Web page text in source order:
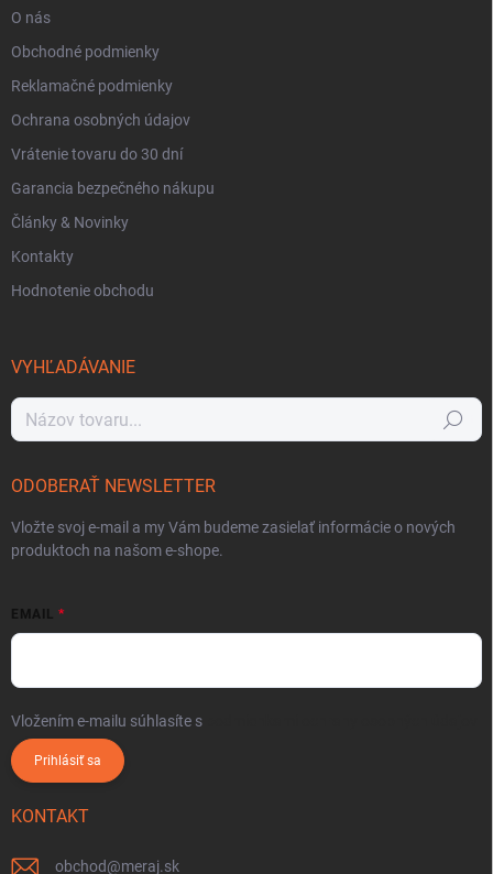
O nás
Obchodné podmienky
Reklamačné podmienky
Ochrana osobných údajov
Vrátenie tovaru do 30 dní
Garancia bezpečného nákupu
Články & Novinky
Kontakty
Hodnotenie obchodu
VYHĽADÁVANIE
Hľadať
ODOBERAŤ NEWSLETTER
Vložte svoj e-mail a my Vám budeme zasielať informácie o nových
produktoch na našom e-shope.
EMAIL
Vložením e-mailu súhlasíte s
Prihlásiť sa
KONTAKT
obchod@meraj.sk